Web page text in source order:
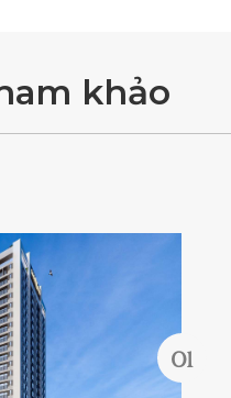
am khảo